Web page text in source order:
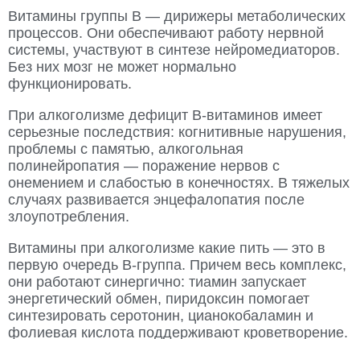
Витамины группы B — дирижеры метаболических
процессов. Они обеспечивают работу нервной
системы, участвуют в синтезе нейромедиаторов.
Без них мозг не может нормально
функционировать.
При алкоголизме дефицит B-витаминов имеет
серьезные последствия: когнитивные нарушения,
проблемы с памятью, алкогольная
полинейропатия — поражение нервов с
онемением и слабостью в конечностях. В тяжелых
случаях развивается энцефалопатия после
злоупотребления.
Витамины при алкоголизме какие пить — это в
первую очередь В-группа. Причем весь комплекс,
они работают синергично: тиамин запускает
энергетический обмен, пиридоксин помогает
синтезировать серотонин, цианокобаламин и
фолиевая кислота поддерживают кроветворение.